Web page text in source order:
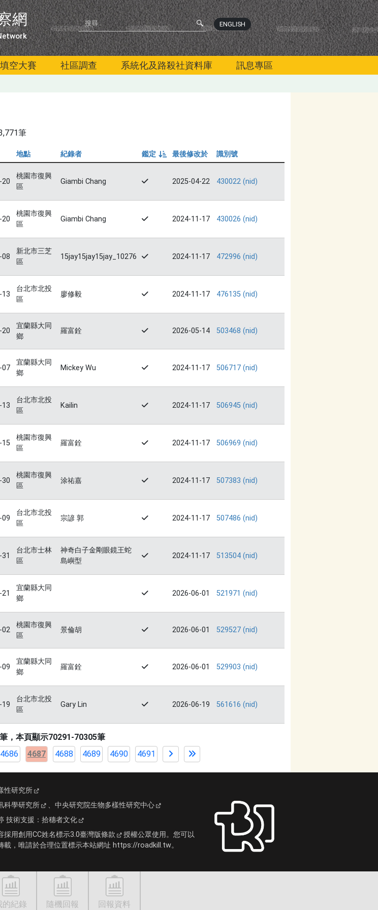
網 ENGLISH
填空大賽 社區調查 系統化及路殺社資料庫 訊息專區
筆
地點 紀錄者
鑑定
由小到大
最後修改於
識別號
20
桃園市復興
區
Giambi Chang 2025-04-22 430022 (nid)
20
桃園市復興
區
Giambi Chang 2024-11-17 430026 (nid)
08
新北市三芝
區
15jay15jay15jay_10276 2024-11-17 472996 (nid)
13
台北市北投
區
廖修毅 2024-11-17 476135 (nid)
20
宜蘭縣大同
鄉
羅富銓 2026-05-14 503468 (nid)
07
宜蘭縣大同
鄉
Mickey Wu 2024-11-17 506717 (nid)
13
台北市北投
區
Kailin 2024-11-17 506945 (nid)
15
桃園市復興
區
羅富銓 2024-11-17 506969 (nid)
30
桃園市復興
區
涂祐嘉 2024-11-17 507383 (nid)
09
台北市北投
區
宗諺 郭 2024-11-17 507486 (nid)
台北市士林
區
神奇白子金剛眼鏡王蛇
島嶼型
2024-11-17 513504 (nid)
宜蘭縣大同
鄉
2026-06-01 521971 (nid)
02
桃園市復興
區
景倫胡 2026-06-01 529527 (nid)
09
宜蘭縣大同
鄉
羅富銓 2026-06-01 529903 (nid)
19
台北市北投
區
Gary Lin 2026-06-19 561616 (nid)
，本頁顯示70291-70305筆
4686 4687 4688 4689 4690 4691
的紀錄 隨機回報 回報資料
性研究所
科學研究所 、 中央研究院生物多樣性研究中心
技術支援： 拾穗者文化
採用創用CC姓名標示3.0臺灣版條款
授權公眾使用。您可以
載，唯請於合理位置標示本站網址 https://roadkill.tw。